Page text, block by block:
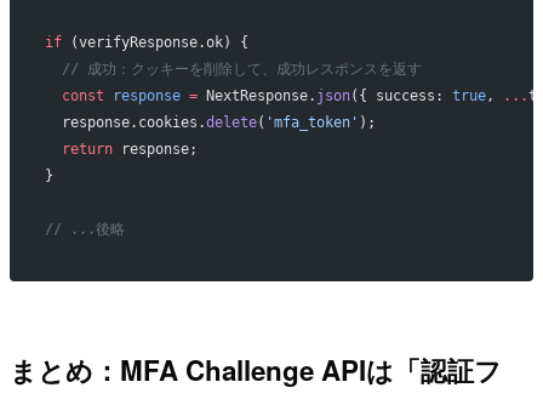
if (verifyResponse.ok) {
  // 成功：クッキーを削除して、成功レスポンスを返す
  const
response = NextResponse. json({ success: true, ...
  response.cookies.
delete( 'mfa_token' );
  return
response;
}
// ...後略
まとめ：MFA Challenge APIは「認証フ